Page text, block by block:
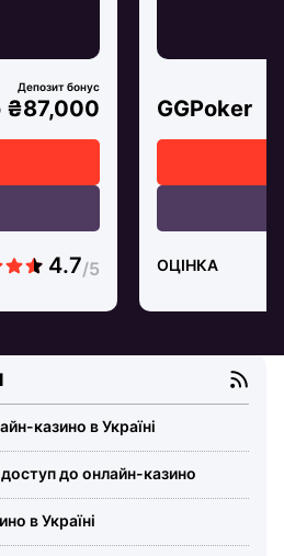
₴87,000 GGPoker
ОЦІНКА
казино в Україні
до онлайн-казино
в Україні